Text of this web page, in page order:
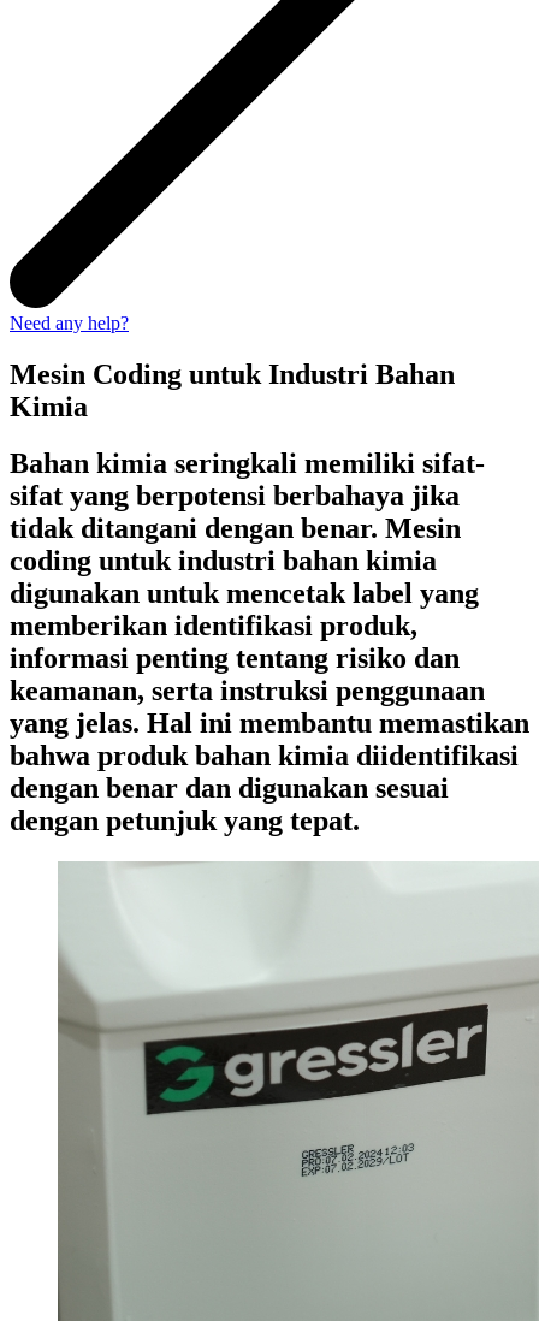
Need any help?
Mesin Coding untuk Industri Bahan
Kimia
Bahan kimia seringkali memiliki sifat-
sifat yang berpotensi berbahaya jika
tidak ditangani dengan benar. Mesin
coding untuk industri bahan kimia
digunakan untuk mencetak label yang
memberikan identifikasi produk,
informasi penting tentang risiko dan
keamanan, serta instruksi penggunaan
yang jelas. Hal ini membantu memastikan
bahwa produk bahan kimia diidentifikasi
dengan benar dan digunakan sesuai
dengan petunjuk yang tepat.